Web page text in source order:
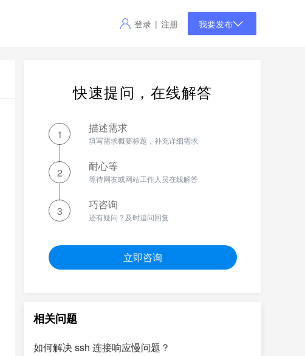
登录 | 注册 我要发布
快速提问，在线解答
1 描述需求
填写需求概要标题，补充详细需求
2 耐心等
等待网友或网站工作人员在线解答
3 巧咨询
还有疑问？及时追问回复
立即咨询
相关问题
如何解决 ssh 连接响应慢问题？